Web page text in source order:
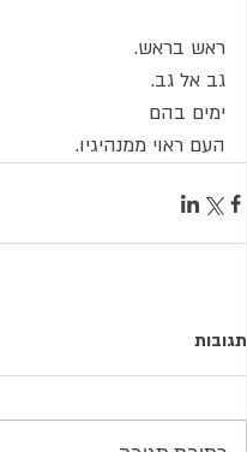
ראש בראש.
גב אל גב.
ימים בהם
העם ראוי ממנהיגיו.
תגובות